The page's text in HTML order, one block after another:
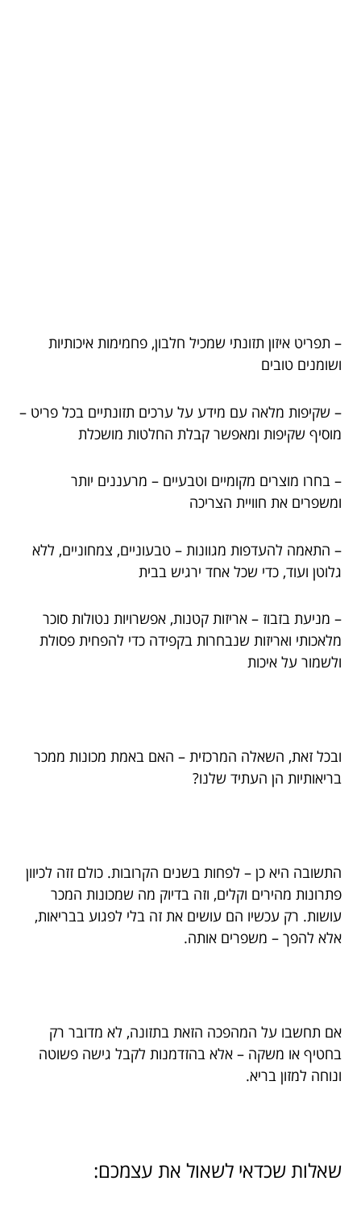
– תפריט איזון תזונתי שמכיל חלבון, פחמימות איכותיות
ושומנים טובים
– שקיפות מלאה עם מידע על ערכים תזונתיים בכל פריט –
מוסיף שקיפות ומאפשר קבלת החלטות מושכלת
– בחרו מוצרים מקומיים וטבעיים – מרעננים יותר
ומשפרים את חוויית הצריכה
– התאמה להעדפות מגוונות – טבעוניים, צמחוניים, ללא
גלוטן ועוד, כדי שכל אחד ירגיש בבית
– מניעת בזבוז – אריזות קטנות, אפשרויות נטולות סוכר
מלאכותי ואריזות שנבחרות בקפידה כדי להפחית פסולת
ולשמור על איכות
ובכל זאת, השאלה המרכזית – האם באמת מכונות ממכר
בריאותיות הן העתיד שלנו?
התשובה היא כן – לפחות בשנים הקרובות. כולם זזה לכיוון
פתרונות מהירים וקלים, וזה בדיוק מה שמכונות המכר
עושות. רק עכשיו הם עושים את זה בלי לפגוע בבריאות,
אלא להפך – משפרים אותה.
אם תחשבו על המהפכה הזאת בתזונה, לא מדובר רק
בחטיף או משקה – אלא בהזדמנות לקבל גישה פשוטה
ונוחה למזון בריא.
שאלות שכדאי לשאול את עצמכם: